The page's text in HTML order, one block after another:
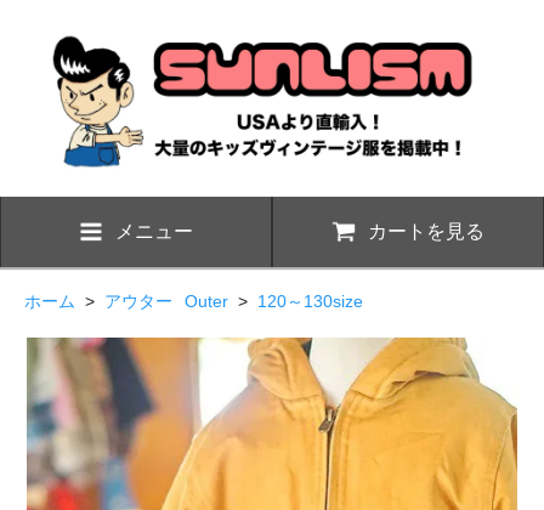
メニュー カートを見る
ホーム > アウター Outer > 120～130size